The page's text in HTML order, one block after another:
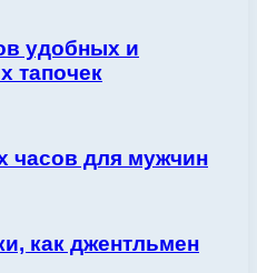
удобных и
тапочек
часов для мужчин
как джентльмен